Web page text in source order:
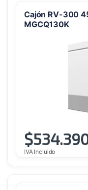
Cajón RV-300
MGCQ130K
$
IVA Incluido